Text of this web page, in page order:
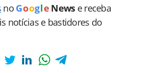
no Goog le News e receba
notícias e bastidores do